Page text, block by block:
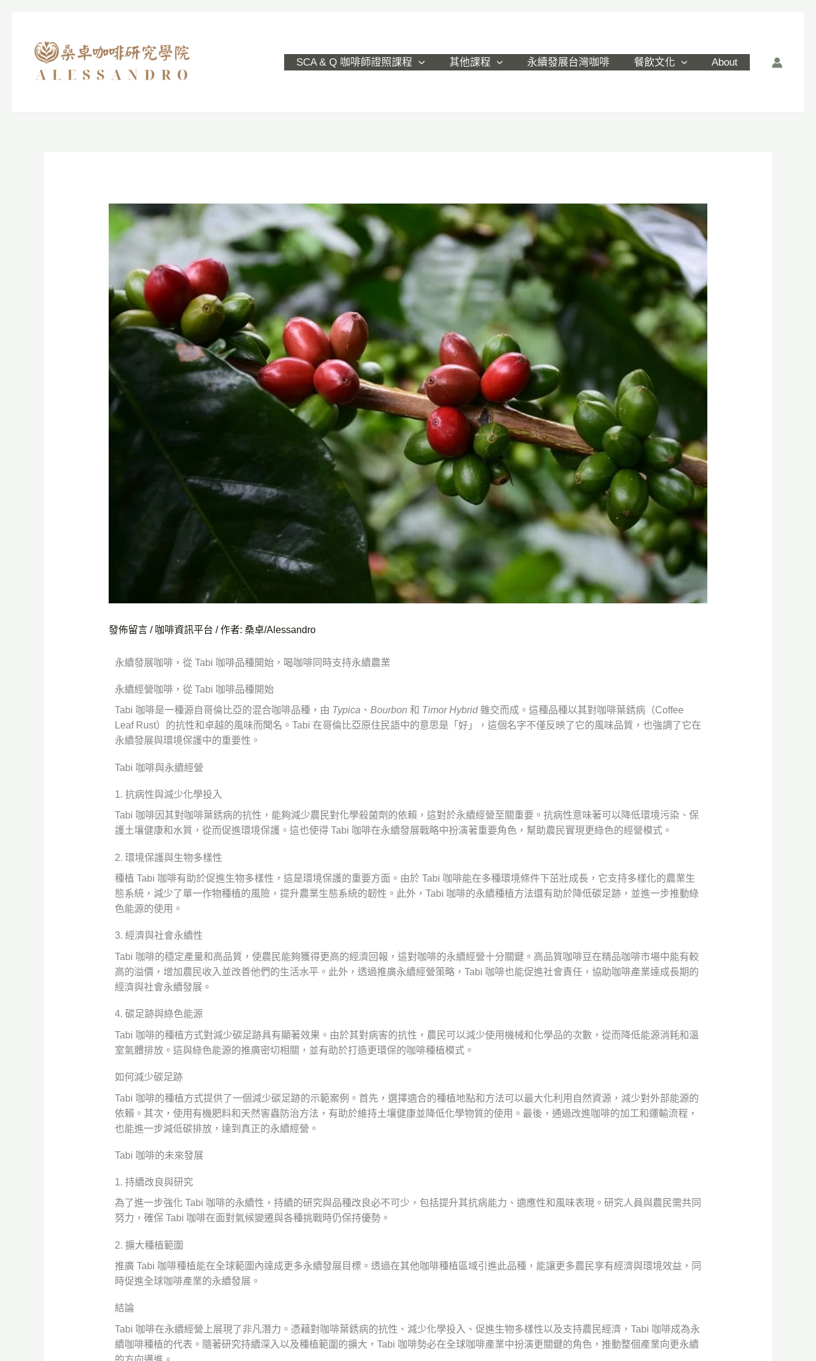
SCA & Q 咖啡師證照課程 其他課程 永續發展台灣咖啡 餐飲文化 About
發佈留言 / 咖啡資訊平台 / 作者: 桑卓/Alessandro
永續發展咖啡，從 Tabi 咖啡品種開始，喝咖啡同時支持永續農業
永續經營咖啡，從 Tabi 咖啡品種開始
Tabi 咖啡是一種源自哥倫比亞的混合咖啡品種，由 Typica、 Bourbon 和 Timor Hybrid雜交而成。這種品種以其對咖啡葉銹病（Coffee
Leaf Rust）的抗性和卓越的風味而聞名。Tabi 在哥倫比亞原住民語中的意思是「好」，這個名字不僅反映了它的風味品質，也強調了它在
永續發展與環境保護中的重要性。
Tabi 咖啡與永續經營
1. 抗病性與減少化學投入
Tabi 咖啡因其對咖啡葉銹病的抗性，能夠減少農民對化學殺菌劑的依賴，這對於永續經營至關重要。抗病性意味著可以降低環境污染、保
護土壤健康和水質，從而促進環境保護。這也使得 Tabi 咖啡在永續發展戰略中扮演著重要角色，幫助農民實現更綠色的經營模式。
2. 環境保護與生物多樣性
種植 Tabi 咖啡有助於促進生物多樣性，這是環境保護的重要方面。由於 Tabi 咖啡能在多種環境條件下茁壯成長，它支持多樣化的農業生
態系統，減少了單一作物種植的風險，提升農業生態系統的韌性。此外，Tabi 咖啡的永續種植方法還有助於降低碳足跡，並進一步推動綠
色能源的使用。
3. 經濟與社會永續性
Tabi 咖啡的穩定產量和高品質，使農民能夠獲得更高的經濟回報，這對咖啡的永續經營十分關鍵。高品質咖啡豆在精品咖啡市場中能有較
高的溢價，增加農民收入並改善他們的生活水平。此外，透過推廣永續經營策略，Tabi 咖啡也能促進社會責任，協助咖啡產業達成長期的
經濟與社會永續發展。
4. 碳足跡與綠色能源
Tabi 咖啡的種植方式對減少碳足跡具有顯著效果。由於其對病害的抗性，農民可以減少使用機械和化學品的次數，從而降低能源消耗和溫
室氣體排放。這與綠色能源的推廣密切相關，並有助於打造更環保的咖啡種植模式。
如何減少碳足跡
Tabi 咖啡的種植方式提供了一個減少碳足跡的示範案例。首先，選擇適合的種植地點和方法可以最大化利用自然資源，減少對外部能源的
依賴。其次，使用有機肥料和天然害蟲防治方法，有助於維持土壤健康並降低化學物質的使用。最後，通過改進咖啡的加工和運輸流程，
也能進一步減低碳排放，達到真正的永續經營。
Tabi 咖啡的未來發展
1. 持續改良與研究
為了進一步強化 Tabi 咖啡的永續性，持續的研究與品種改良必不可少，包括提升其抗病能力、適應性和風味表現。研究人員與農民需共同
努力，確保 Tabi 咖啡在面對氣候變遷與各種挑戰時仍保持優勢。
2. 擴大種植範圍
推廣 Tabi 咖啡種植能在全球範圍內達成更多永續發展目標。透過在其他咖啡種植區域引進此品種，能讓更多農民享有經濟與環境效益，同
時促進全球咖啡產業的永續發展。
結論
Tabi 咖啡在永續經營上展現了非凡潛力。憑藉對咖啡葉銹病的抗性、減少化學投入、促進生物多樣性以及支持農民經濟，Tabi 咖啡成為永
續咖啡種植的代表。隨著研究持續深入以及種植範圍的擴大，Tabi 咖啡勢必在全球咖啡產業中扮演更關鍵的角色，推動整個產業向更永續